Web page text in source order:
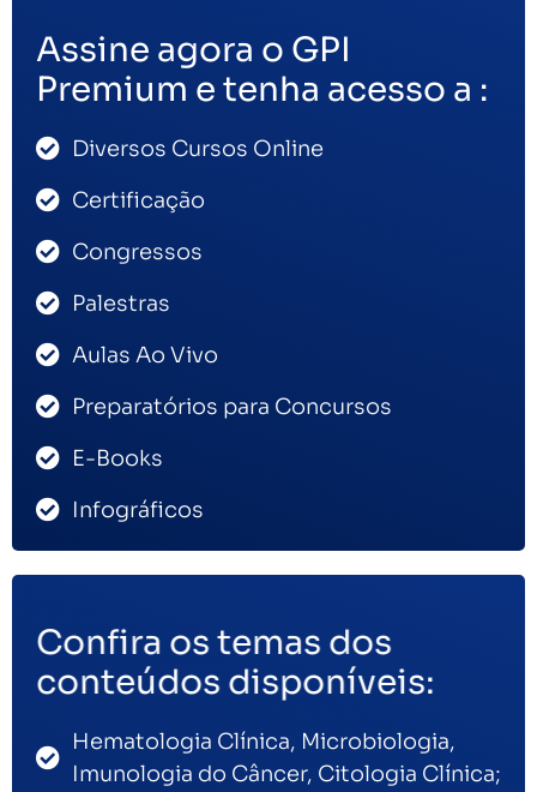
Assine agora o GPI
Premium e tenha acesso a :
Diversos Cursos Online
Certificação
Congressos
Palestras
Aulas Ao Vivo
Preparatórios para Concursos
E-Books
Infográficos
Confira os temas dos
conteúdos disponíveis:
Hematologia Clínica, Microbiologia,
Imunologia do Câncer, Citologia Clínica;